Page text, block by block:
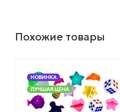
Похожие товары
НОВИНКА
ЛУЧШАЯ ЦЕНА